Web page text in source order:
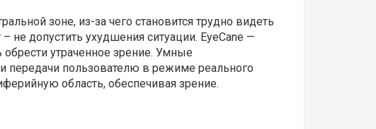
зоне, из-за чего становится трудно видеть
допустить ухудшения ситуации. EyeCane —
утраченное зрение. Умные
передачи пользователю в режиме реального
область, обеспечивая зрение.